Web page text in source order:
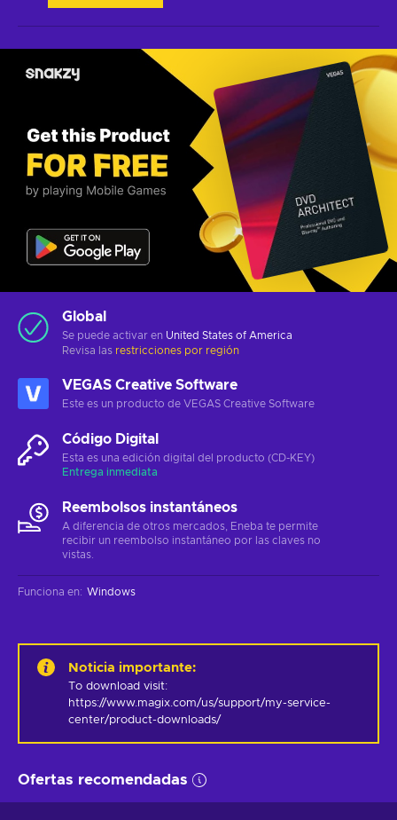
Global
Se puede activar en United States of America
Revisa las restricciones por región
VEGAS Creative Software
Este es un producto de VEGAS Creative Software
Código Digital
Esta es una edición digital del producto (CD-KEY)
Entrega inmediata
Reembolsos instantáneos
A diferencia de otros mercados, Eneba te permite
recibir un reembolso instantáneo por las claves no
vistas.
Funciona en: Windows
Noticia importante:
To download visit:
https://www.magix.com/us/support/my-service-
center/product-downloads/
Ofertas recomendadas